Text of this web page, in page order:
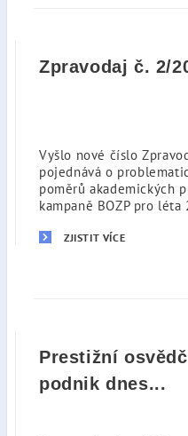
Zpravodaj č. 2/
Vyšlo nové číslo
pojednává o
poměrů akademických
kampaně BOZP pro
ZJISTIT VÍCE
Prestižní
podnik dnes...